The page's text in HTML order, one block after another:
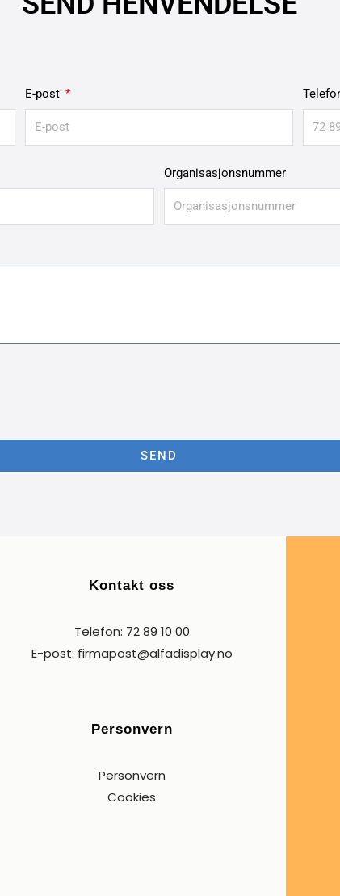
E-post
Organisasjonsnummer
SEND
Kontakt oss
Telefon: 72 89 10 00
E-post: firmapost@alfadisplay.no
Personvern
Personvern
Cookies